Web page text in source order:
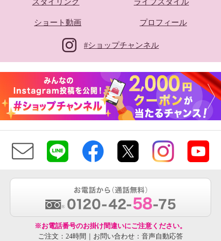
スタイリング ライフスタイル
ショート動画 プロフィール
#ショップチャンネル
※お電話番号のお掛け間違いにご注意ください。
ご注文：24時間｜お問い合わせ：音声自動応答